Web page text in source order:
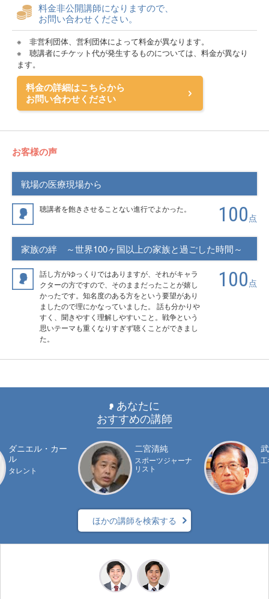
料金非公開講師になりますので、
お問い合わせください。
※ 非営利団体、営利団体によって料金が異なります。
※ 聴講者にチケット代が発生するものについては、料金が異なり
ます。
料金の詳細はこちらから
お問い合わせください
お客様の声
戦場の医療現場から
聴講者を飽きさせることない進行でよかった。 100 点
家族の絆 ～世界100ヶ国以上の家族と過ごした時間～
話し方がゆっくりではありますが、それがキャラ
クターの方ですので、そのままだったことが嬉し
かったです。知名度のある方をという要望があり
ましたので理にかなっていました。 話も分かりや
すく、聞きやすく理解しやすいこと。戦争という
思いテーマも重くなりすぎず聴くことができまし
た。
100 点
あなたに
おすすめの講師
ダニエル・カー
ル
タレント
二宮清純
スポーツジャーナ
リスト
ほかの講師を検索する